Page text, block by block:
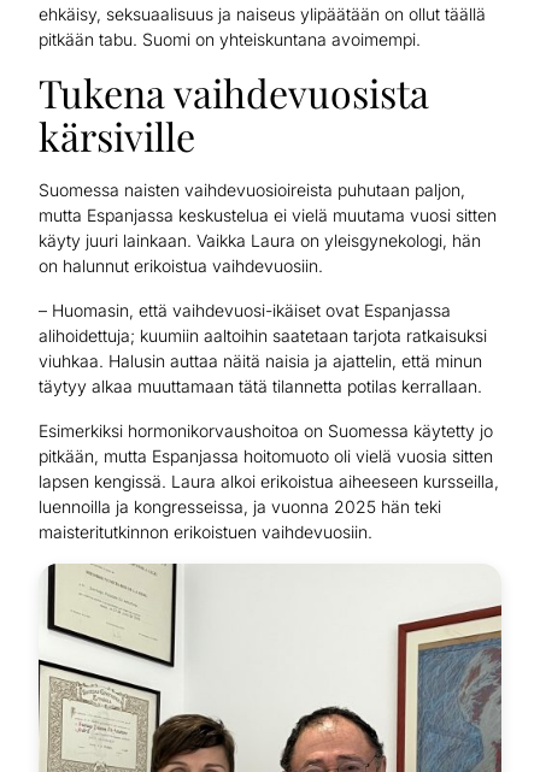
ehkäisy, seksuaalisuus ja naiseus ylipäätään on ollut täällä
pitkään tabu. Suomi on yhteiskuntana avoimempi.
Tukena vaihdevuosista
kärsiville
Suomessa naisten vaihdevuosioireista puhutaan paljon,
mutta Espanjassa keskustelua ei vielä muutama vuosi sitten
käyty juuri lainkaan. Vaikka Laura on yleisgynekologi, hän
on halunnut erikoistua vaihdevuosiin.
– Huomasin, että vaihdevuosi-ikäiset ovat Espanjassa
alihoidettuja; kuumiin aaltoihin saatetaan tarjota ratkaisuksi
viuhkaa. Halusin auttaa näitä naisia ja ajattelin, että minun
täytyy alkaa muuttamaan tätä tilannetta potilas kerrallaan.
Esimerkiksi hormonikorvaushoitoa on Suomessa käytetty jo
pitkään, mutta Espanjassa hoitomuoto oli vielä vuosia sitten
lapsen kengissä. Laura alkoi erikoistua aiheeseen kursseilla,
luennoilla ja kongresseissa, ja vuonna 2025 hän teki
maisteritutkinnon erikoistuen vaihdevuosiin.